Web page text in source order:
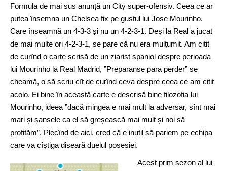
Formula de mai sus anunță un City super-ofensiv. Ceea ce ar
putea însemna un Chelsea fix pe gustul lui Jose Mourinho.
Care înseamnă un 4-3-3 și nu un 4-2-3-1. Deși la Real a jucat
de mai multe ori 4-2-3-1, se pare că nu era mulțumit. Am citit
de curînd o carte scrisă de un ziarist spaniol despre perioada
lui Mourinho la Real Madrid, ”Preparanse para perder” se
cheamă, o să scriu cît de curînd ceva despre ceea ce am citit
acolo. Ei bine în această carte e descrisă bine filozofia lui
Mourinho, ideea ”dacă mingea e mai mult la adversar, sînt mai
mari și șansele ca el să greșească mai mult și noi să
profităm”. Plecînd de aici, cred că e inutil să pariem pe echipa
care va cîștiga diseară duelul posesiei.
Acest prim sezon al lui